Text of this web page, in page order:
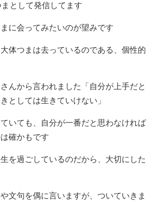
として発信してます
に会ってみたいのが望みです
体つまは去っているのである、個性的
んから言われました「自分が上手だと
としては生きていけない」
いても、自分が一番だと思わなければ
確かもです
を過ごしているのだから、大切にした
文句を偶に言いますが、ついていきま